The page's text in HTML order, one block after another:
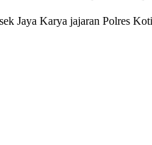
Jaya Karya jajaran Polres